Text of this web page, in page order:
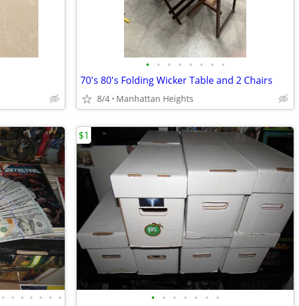
• • • • • • • •
70's 80's Folding Wicker Table and 2 Chairs
8/4 Manhattan Heights
• • • • • • • • • • • • • •
$1